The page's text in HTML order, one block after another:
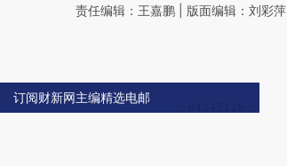
责任编辑：王嘉鹏 | 版面编辑：刘彩萍
订阅财新网主编精选电邮